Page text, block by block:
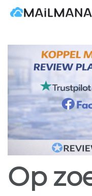
Skip
Op zoek naar